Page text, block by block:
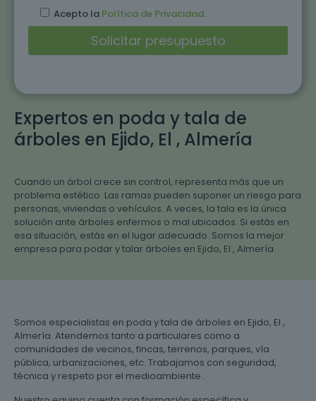
Expertos en poda y tala de
árboles en Ejido, El , Almería
Cuando un árbol crece sin control, representa más que un
problema estético. Las ramas pueden suponer un riesgo para
personas, viviendas o vehículos. A veces, la tala es la única
solución ante árboles enfermos o mal ubicados. Si estás en
esa situación, estás en el lugar adecuado. Somos la mejor
empresa para podar y talar árboles en Ejido, El , Almería.
Acepto la Política de Privacidad.
Somos especialistas en poda y tala de árboles en Ejido, El ,
Almería. Atendemos tanto a particulares como a
comunidades de vecinos, fincas, terrenos, parques, vía
pública, urbanizaciones, etc. Trabajamos con seguridad,
técnica y respeto por el medioambiente .